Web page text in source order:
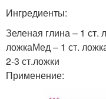
Ингредиенты:
Зеленая глина – 1 ст.
ложкаМед – 1 ст.
2-3 ст.ложки
Применение: